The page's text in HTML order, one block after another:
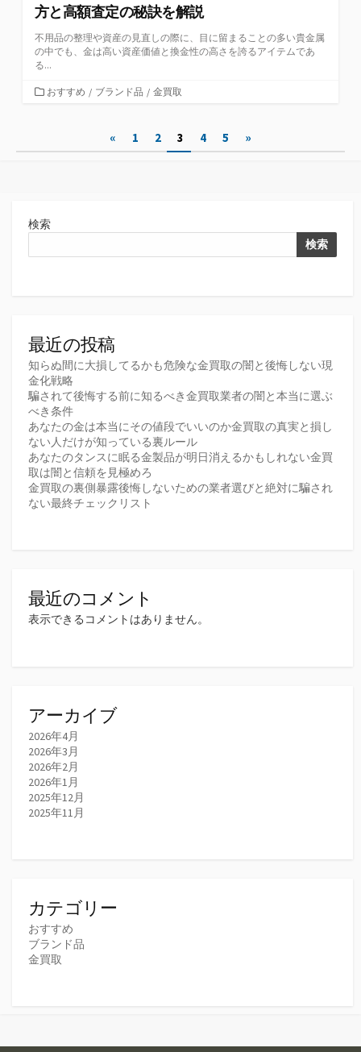
方と高額査定の秘訣を解説
不用品の整理や資産の見直しの際に、目に留まることの多い貴金属
の中でも、金は高い資産価値と換金性の高さを誇るアイテムであ
る...
カ
ー
おすすめ / ブランド品 / 金買取
ペ
り
« 1 2 3 4 5 »
検索
検索
最近の投稿
知らぬ間に大損してるかも危険な金買取の闇と後悔しない現
金化戦略
騙されて後悔する前に知るべき金買取業者の闇と本当に選ぶ
べき条件
あなたの金は本当にその値段でいいのか金買取の真実と損し
ない人だけが知っている裏ルール
あなたのタンスに眠る金製品が明日消えるかもしれない金買
取は闇と信頼を見極めろ
金買取の裏側暴露後悔しないための業者選びと絶対に騙され
ない最終チェックリスト
最近のコメント
表示できるコメントはありません。
アーカイブ
2026年4月
2026年3月
2026年2月
2026年1月
2025年12月
2025年11月
カテゴリー
おすすめ
ブランド品
金買取